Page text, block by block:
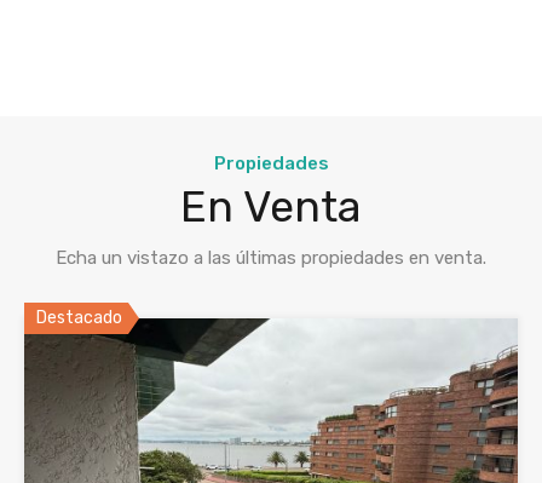
Propiedades
En Venta
Echa un vistazo a las últimas propiedades en venta.
Destacado